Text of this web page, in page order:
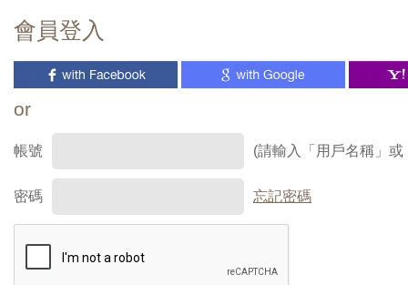
會員登入
or
帳號 (請輸入「用戶名稱」
密碼 忘記密碼